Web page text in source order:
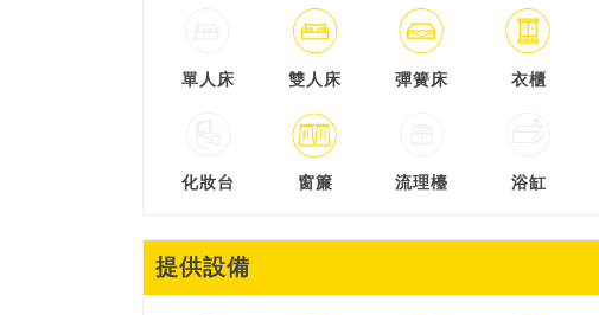
單人床 雙人床 彈簧床 衣櫃
化妝台 窗簾 流理檯 浴缸
提供設備